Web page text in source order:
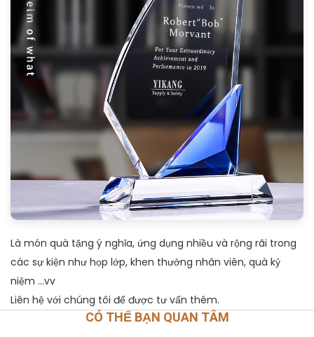
Là món quà tặng ý nghĩa, ứng dụng nhiều và rộng rãi trong
các sự kiện như họp lớp, khen thưởng nhân viên, quà kỷ
niệm ...vv
Liên hệ với chúng tôi để được tư vấn thêm.
CÓ THỂ BẠN QUAN TÂM